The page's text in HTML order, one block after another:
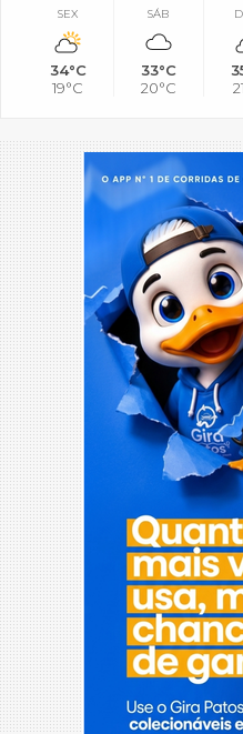
SEX
34°C
19°C
SÁB
33°C
20°C